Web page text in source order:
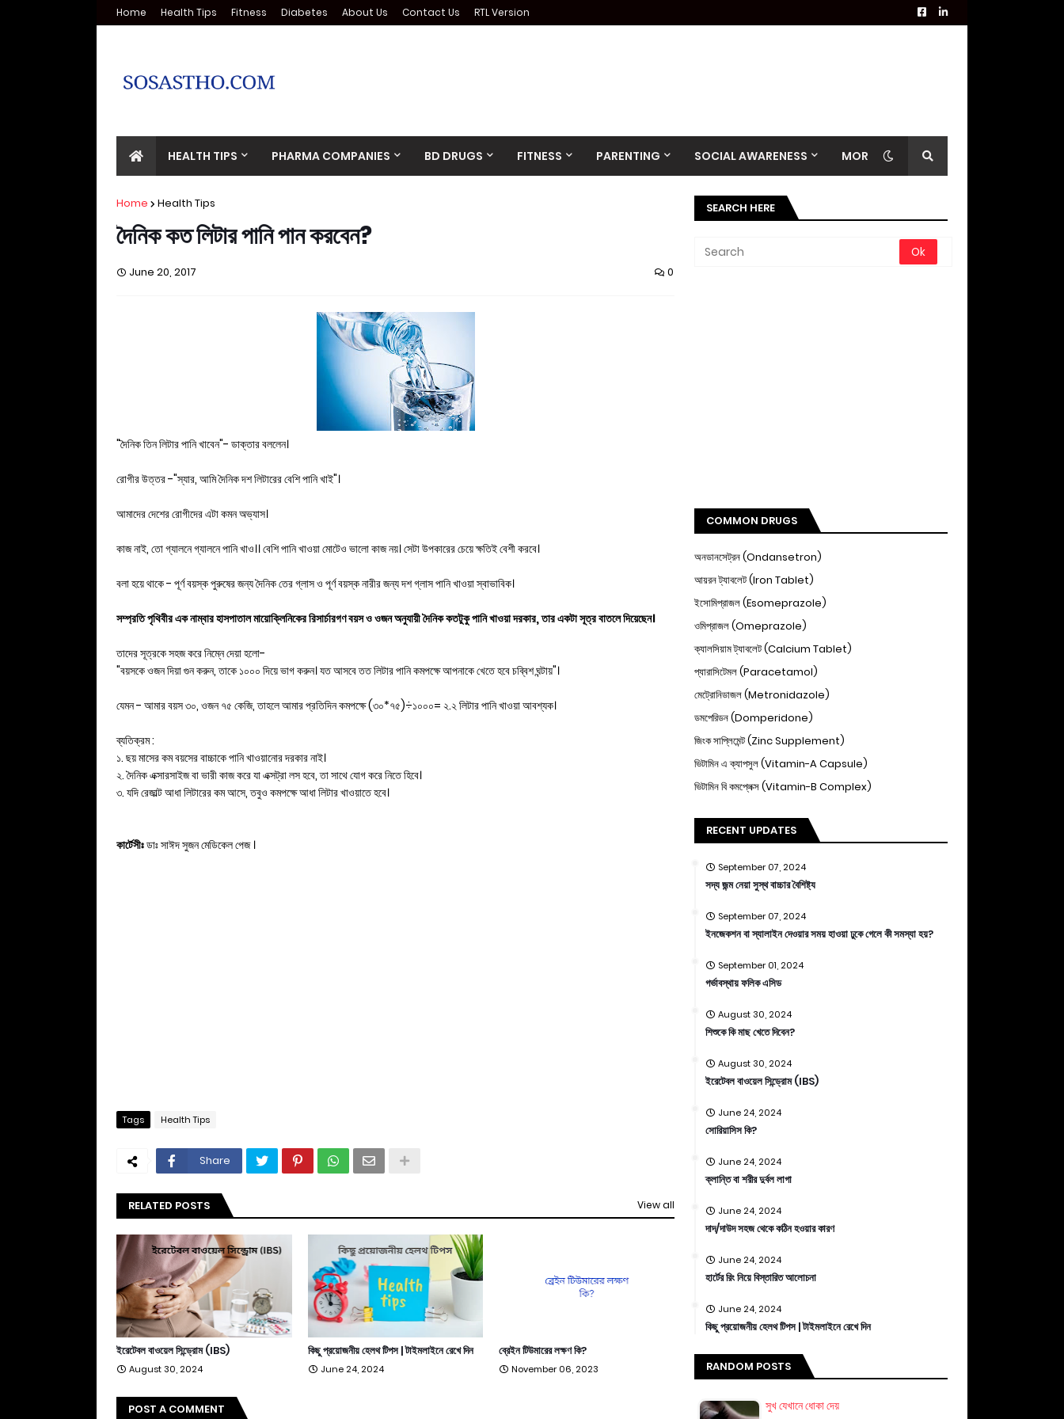
Home Health Tips Fitness Diabetes About Us Contact Us RTL Version
HEALTH TIPS PHARMA COMPANIES BD DRUGS FITNESS PARENTING SOCIAL AWARENESS MORE
Home Health Tips
দৈনিক কত লিটার পানি পান করবেন?
June 20, 2017 0
"দৈনিক তিন লিটার পানি খাবেন"- ডাক্তার বললেন।
রোগীর উত্তর -"স্যার, আমি দৈনিক দশ লিটারের বেশি পানি খাই"।
আমাদের দেশের রোগীদের এটা কমন অভ্যাস।
কাজ নাই, তো গ্যালনে গ্যালনে পানি খাও।। বেশি পানি খাওয়া মোটেও ভালো কাজ নয়। সেটা উপকারের চেয়ে ক্ষতিই বেশী করবে।
বলা হয়ে থাকে - পূর্ণ বয়স্ক পুরুষের জন্য দৈনিক তের গ্লাস ও পূর্ণ বয়স্ক নারীর জন্য দশ গ্লাস পানি খাওয়া স্বাভাবিক।
সম্প্রতি পৃথিবীর এক নাম্বার হাসপাতাল মায়োক্লিনিকের রিসার্চারগণ বয়স ও ওজন অনুযায়ী দৈনিক কতটুকু পানি খাওয়া দরকার, তার একটা সূত্র বাতলে দিয়েছেন।
তাদের সূত্রকে সহজ করে নিম্নে দেয়া হলো-
"বয়সকে ওজন দিয়া গুন করুন, তাকে ১০০০ দিয়ে ভাগ করুন। যত আসবে তত লিটার পানি কমপক্ষে আপনাকে খেতে হবে চব্বিশ ঘন্টায়"।
যেমন - আমার বয়স ৩০, ওজন ৭৫ কেজি, তাহলে আমার প্রতিদিন কমপক্ষে (৩০*৭৫)÷১০০০= ২.২ লিটার পানি খাওয়া আবশ্যক।
ব্যতিক্রম :
১. ছয় মাসের কম বয়সের বাচ্চাকে পানি খাওয়ানোর দরকার নাই।
২. দৈনিক এক্সারসাইজ বা ভারী কাজ করে যা এক্সট্রা লস হবে, তা সাথে যোগ করে নিতে হিবে।
৩. যদি রেজাল্ট আধা লিটারের কম আসে, তবুও কমপক্ষে আধা লিটার খাওয়াতে হবে।
কার্টেসীঃডাঃ সাঈদ সুজন মেডিকেল পেজ ।
Tags Health Tips
Share
RELATED POSTS View all
ইরেটেবল বাওয়েল সিন্ড্রোম (IBS)
August 30, 2024
কিছু প্রয়োজনীয় হেলথ টিপস | টাইমলাইনে রেখে দিন
June 24, 2024
ব্রেইন টিউমারের লক্ষণ কি?
November 06, 2023
POST A COMMENT
SEARCH HERE
COMMON DRUGS
অনডানসেট্রন (Ondansetron)
আয়রন ট্যাবলেট (Iron Tablet)
ইসোমিপ্রাজল (Esomeprazole)
ওমিপ্রাজল (Omeprazole)
ক্যালসিয়াম ট্যাবলেট (Calcium Tablet)
প্যারাসিটেমল (Paracetamol)
মেট্রোনিডাজল (Metronidazole)
ডমপেরিডন (Domperidone)
জিংক সাপ্লিমেন্ট (Zinc Supplement)
ভিটামিন এ ক্যাপসুল (Vitamin-A Capsule)
ভিটামিন বি কমপ্লেক্স (Vitamin-B Complex)
RECENT UPDATES
September 07, 2024
সদ্য জন্ম নেয়া সুস্থ বাচ্চার বৈশিষ্ট্য
September 07, 2024
ইনজেকশন বা স্যালাইন দেওয়ার সময় হাওয়া ঢুকে গেলে কী সমস্যা হয়?
September 01, 2024
গর্ভাবস্থায় ফলিক এসিড
August 30, 2024
শিশুকে কি মাছ খেতে দিবেন?
August 30, 2024
ইরেটেবল বাওয়েল সিন্ড্রোম (IBS)
June 24, 2024
সোরিয়াসিস কি?
June 24, 2024
ক্লান্তি বা শরীর দুর্বল লাগা
June 24, 2024
দাদ/দাউদ সহজ থেকে কঠিন হওয়ার কারণ
June 24, 2024
হার্টের রিং নিয়ে বিস্তারিত আলোচনা
June 24, 2024
কিছু প্রয়োজনীয় হেলথ টিপস | টাইমলাইনে রেখে দিন
RANDOM POSTS
সুখ যেখানে ধোকা দেয়